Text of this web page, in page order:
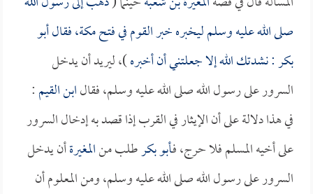
صلى الله عليه وسلم ليخبره خبر القوم في فتح مكة، فقالأبو
بكر: نشدتك الله إلا جعلتني أن أخبره)، ليريد أن يدخل
السرور على رسول الله صلى الله عليه وسلم، فقالابن القيم:
في هذا دلالة على أن الإيثار في القرب إذا قصد به إدخال السرور
على أخيه المسلم فلا حرج، فـأبو بكرطلب منالمغيرةأن يدخل
السرور على رسول الله صلى الله عليه وسلم، ومن المعلوم أن